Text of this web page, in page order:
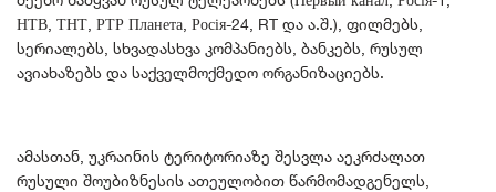
НТВ, ТНТ, РТР Планета, Росія-24, RT და ა.შ.), ფილმებს,
სერიალებს, სხვადასხვა კომპანიებს, ბანკებს, რუსულ
ავიახაზებს და საქველმოქმედო ორგანიზაციებს.
ამასთან, უკრაინის ტერიტორიაზე შესვლა აეკრძალათ
რუსული შოუბიზნესის ათეულობით წარმომადგენელს,